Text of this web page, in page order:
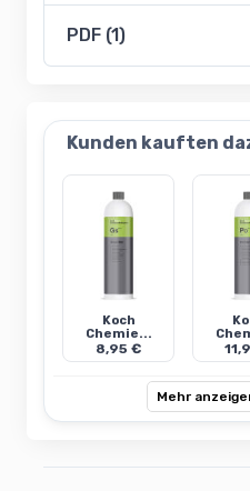
PDF (1)
Kunden kauften
Koch
Chemie...
8,95 €
Mehr